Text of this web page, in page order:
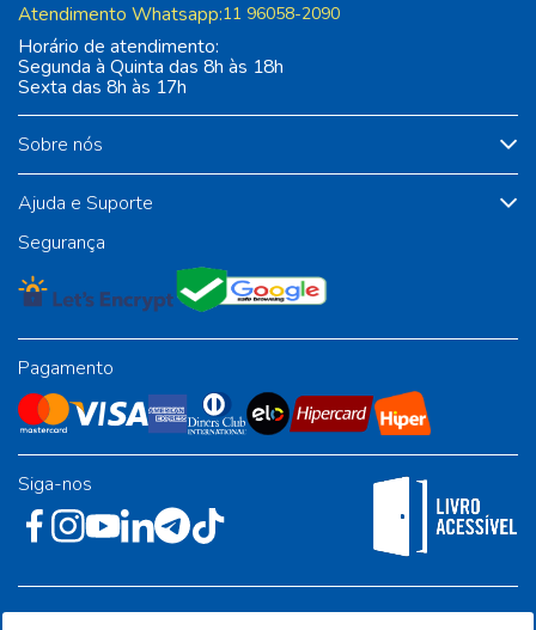
Sobre nós
Ajuda e Suporte
Atendimento Whatsapp:11 96058-2090
Horário de atendimento:
Segunda à Quinta das 8h às 18h
Sexta das 8h às 17h
Segurança
Pagamento
Siga-nos